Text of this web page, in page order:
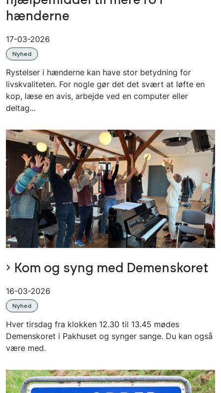
hænderne
17-03-2026
Nyhed
Rystelser i hænderne kan have stor betydning for
livskvaliteten. For nogle gør det det svært at løfte en
kop, læse en avis, arbejde ved en computer eller
deltag...
Kom og syng med Demenskoret
16-03-2026
Nyhed
Hver tirsdag fra klokken 12.30 til 13.45 mødes
Demenskoret i Pakhuset og synger sange. Du kan også
være med.